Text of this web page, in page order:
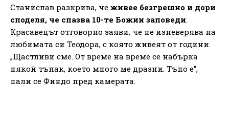
Станислав разкрива, че живее безгрешно и дори
споделя, че спазва 10-те Божии заповеди.
Красавецът отговорно заяви, че не изневерява на
любимата си Теодора, с която живеят от години.
„Щастливи сме. От време на време се набърка
някой тъпак, което много ме дразни. Тъпо е”,
пали се Финдо пред камерата.